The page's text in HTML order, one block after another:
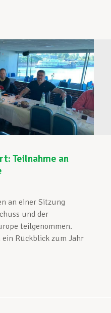
Teilnahme an
an einer Sitzung
und der
teilgenommen.
Rückblick zum Jahr